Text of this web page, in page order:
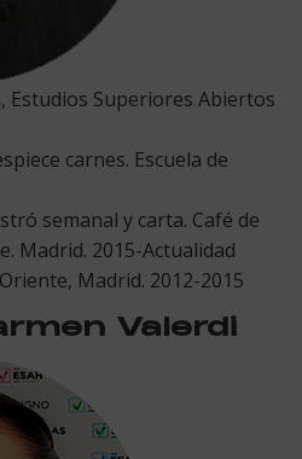
Estudios Superiores Abiertos
carnes. Escuela de
semanal y carta. Café de
Madrid. 2015-Actualidad
Madrid. 2012-2015
Valerdi